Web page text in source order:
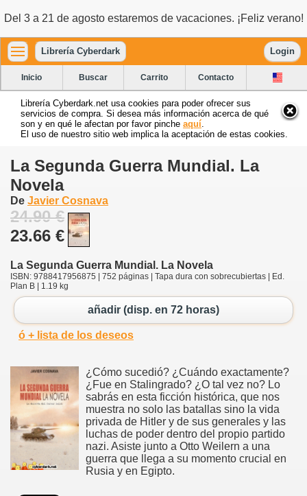
Del 3 a 21 de agosto estaremos de vacaciones. ¡Feliz verano!
Librería Cyberdark Login
Inicio Buscar Carrito Contacto
Librería Cyberdark.net usa cookies para poder ofrecer sus
servicios de compra. Si desea más información acerca de qué
son y en qué le afectan por favor pinche aquí
El uso de nuestro sitio web implica la aceptación de estas cookies.
La Segunda Guerra Mundial. La
Novela
De Javier Cosnava
24.90 €
23.66 €
La Segunda Guerra Mundial. La Novela
ISBN: 9788417956875 | 752 páginas | Tapa dura con sobrecubiertas | Ed.
Plan B | 1.19 kg
añadir (disp. en 72 horas)
ó + lista de los deseos
¿Cómo sucedió? ¿Cuándo exactamente?
¿Fue en Stalingrado? ¿O tal vez no? Lo
sabrás en esta ficción histórica, que nos
muestra no solo las batallas sino la vida
privada de Hitler y de sus generales y las
luchas de poder dentro del propio partido
nazi. Asiste junto a Otto Weilern a una
guerra que llega a su momento crucial en
Rusia y en Egipto.